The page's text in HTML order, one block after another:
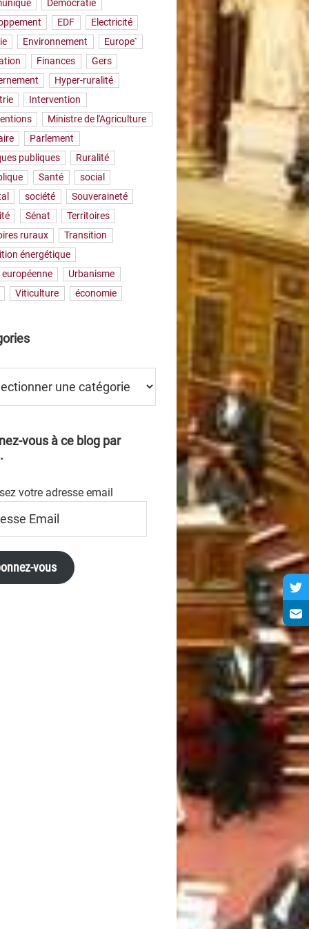
Démocratie
EDF
Electricité
Environnement
Europe`
Finances
Gers
Hyper-ruralité
Intervention
Ministre de l'Agriculture
Parlement
publiques
Ruralité
Santé
social
société
Souveraineté
Sénat
Territoires
ruraux
Transition
énergétique
européenne
Urbanisme
Viticulture
économie
vous à ce blog par
votre adresse email
vous